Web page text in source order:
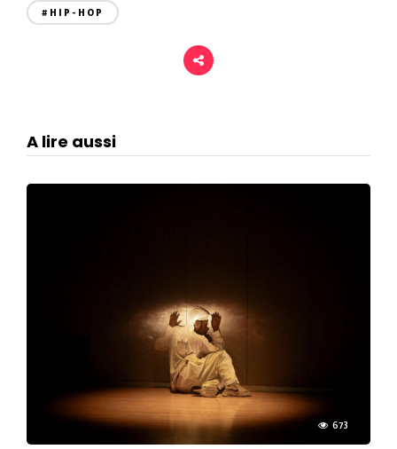
#HIP-HOP
A lire aussi
673